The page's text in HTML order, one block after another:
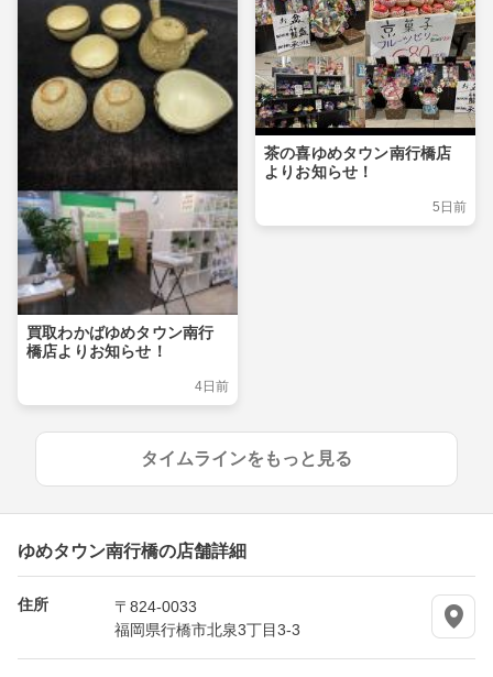
買取わかばゆめタウン南行
橋店よりお知らせ！
4日前
茶の喜ゆめタウン南行橋店
よりお知らせ！
5日前
タイムラインをもっと見る
ゆめタウン南行橋の店舗詳細
住所
〒824-0033
福岡県行橋市北泉3丁目3-3